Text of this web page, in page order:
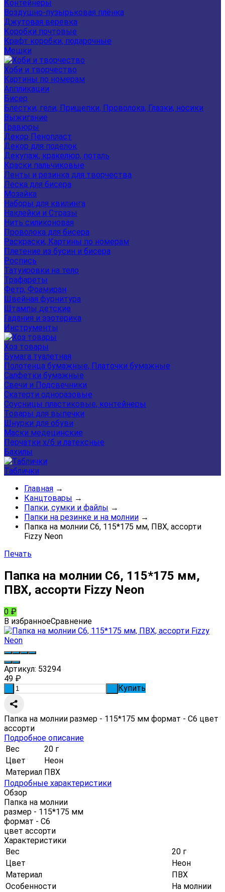
Контейнеры
Воздушно-пузырьковая плёнка
Джутовая веревка
Коробки почтовые
Крафт коробки, подарочные
Мешки
Хоби и творчество
Картины по номерам
Аппликации
Бисер
Блестки, гели, Прищепки, Проволока, Глазки, носики
Выжигание
Гравюры
Декор Пенопласт
Декор для поделок
Декупаж, кракелюр, поталь
Краски пальчиковые
Ленты и резинка для творчества
Леска для бисера
Мозайка
Наборы для квилинга
Наклейки и Стразы
Нить силиконовая
Проволока для бисера
Раскраски, Картины по номерам
Плетение из бусин и бисера
Роспись
Татуировки на тело
Трафареты
Фетр, Фоамиран
Швейная фурнитура
Штампы детские
Гадания и эзотерика
Инструменты
Хоз товары
Бумага туалетная
Полотенца бумажные, Платочки бумажные
Салфетки бумажные
Свечи и Подсвечники
Скатерти одноразовые
Соусницы пластиковые, контейнеры
Товары для выпечки
Шнурки для обуви
Маски медецинские
Перчатки х/б и латексные
Бахилы
Таблички
Главная →
Канцтовары →
Папки, сумки и файлы →
Папки на резинке и на молнии →
Папка на молнии С6, 115*175 мм, ПВХ, ассорти
Fizzy Neon
Печать
Папка на молнии С6, 115*175 мм,
ПВХ, ассорти Fizzy Neon
0 ₽
В избранноеСравнение
Артикул: 53294
49 ₽
Купить
Папка на молнии размер - 115*175 мм формат - С6 цвет
ассорти
Подробное описание
Вес
20 г
Цвет
Неон
Материал ПВХ
Подробные характеристики
Обзор
Папка на молнии
размер - 115*175 мм
формат - С6
цвет ассорти
Характеристики
Вес
20 г
Цвет
Неон
Материал
ПВХ
Особенности
На молнии